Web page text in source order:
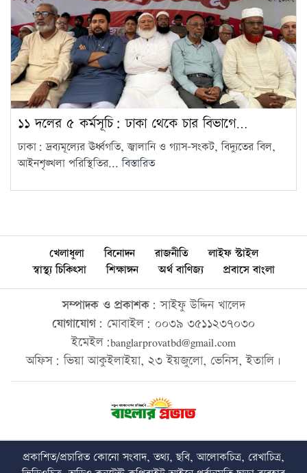
১১ দলের ৫ কর্মসূচি: ঢাকা থেকে চার বিভাগে…
ঢাকা: দ্রব্যমূল্যের ঊর্ধ্বগতি, জ্বালানি ও গ্যাস–সংকট, বিদ্যুতের বিল,
আইনশৃঙ্খলা পরিস্থিতির...বিস্তারিত
খেলাধুলা বিনোদন রাজনীতি
লাইফ স্টাইল
স্বাস্থ্য চিকিৎসা
শিক্ষাঙ্গন অর্থ বাণিজ্য প্রবাসে বাংলা
সম্পাদক ও প্রকাশক: সাইফু উদ্দিন খালেদ
যোগাযোগ: মোবাইল: ০০৩৯ ৩৫১১২৩৭০৩০
ইমেইল:banglarprovatbd@gmail.com
অফিস: ভিয়া আকুইলাইয়া, ২৩ ইয়জুলো, ভেনিস, ইতালি।
প্রকাশিত/প্রচারিত কোনো সংবাদ, তথ্য, ছবি, আলোকচিত্র, রেখাচিত্র,